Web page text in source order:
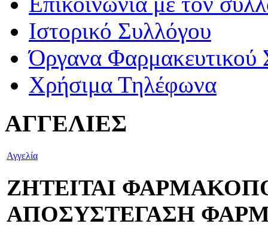
Ιστορικό Συλλόγου
Όργανα Φαρμακευτικού
Χρήσιμα Τηλέφωνα
ΑΓΓΕΛΙΕΣ
Αγγελία
ΖΗΤΕΙΤΑΙ
ΑΠΟΣΥΣΤΕΓΑΣΗ